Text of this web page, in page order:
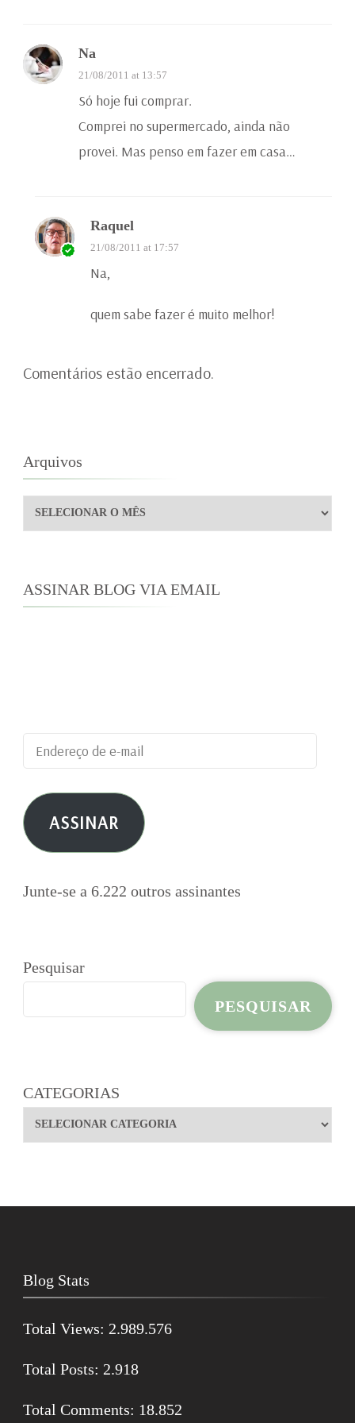
Na
21/08/2011 at 13:57
Só hoje fui comprar.
Comprei no supermercado, ainda não
provei. Mas penso em fazer em casa…
Raquel
21/08/2011 at 17:57
Na,
quem sabe fazer é muito melhor!
Comentários estão encerrado.
Arquivos
Arquivos
ASSINAR BLOG VIA EMAIL
Endereço
de
e-
mail ASSINAR
Junte-se a 6.222 outros assinantes
Pesquisar
PESQUISAR
CATEGORIAS
Blog Stats
Total Views: 2.989.576
Total Posts: 2.918
Total Comments: 18.852